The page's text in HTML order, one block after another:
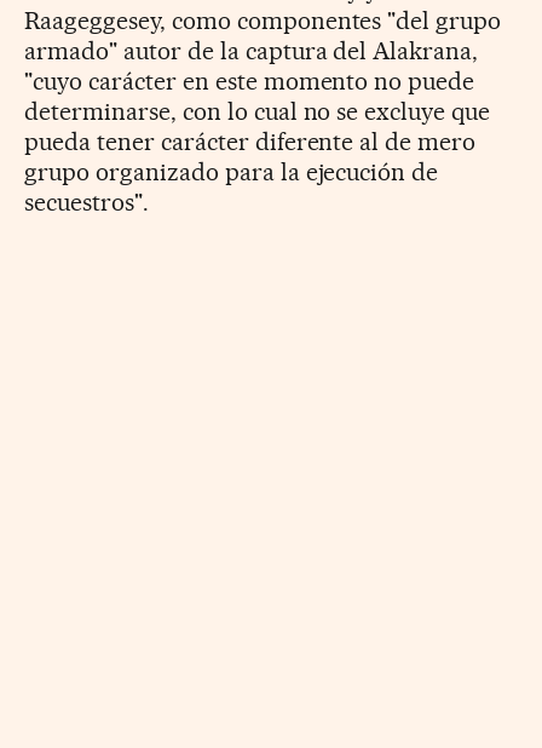
Raageggesey, como componentes "del grupo
armado" autor de la captura del Alakrana,
"cuyo carácter en este momento no puede
determinarse, con lo cual no se excluye que
pueda tener carácter diferente al de mero
grupo organizado para la ejecución de
secuestros".